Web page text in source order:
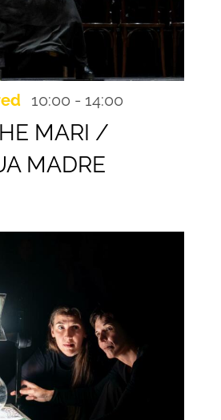
10:00 - 14:00
MARI /
MADRE